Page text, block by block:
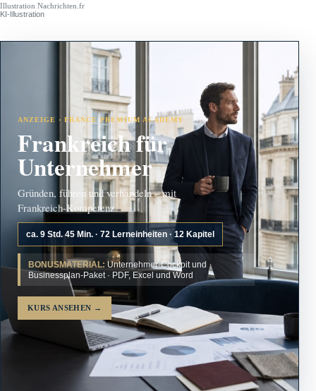
Illustration Nachrichten.fr
KI-Illustration
ANZEIGE · FRANCE PREMIUM ACADEMY
Frankreich für
Unternehmer
Gründen, führen und verhandeln – mit
Frankreich-Kompetenz.
ca. 9 Std. 45 Min. · 72 Lerneinheiten · 12 Kapitel
BONUSMATERIAL: Unternehmer-Cockpit und
Businessplan-Paket · PDF, Excel und Word
KURS ANSEHEN →